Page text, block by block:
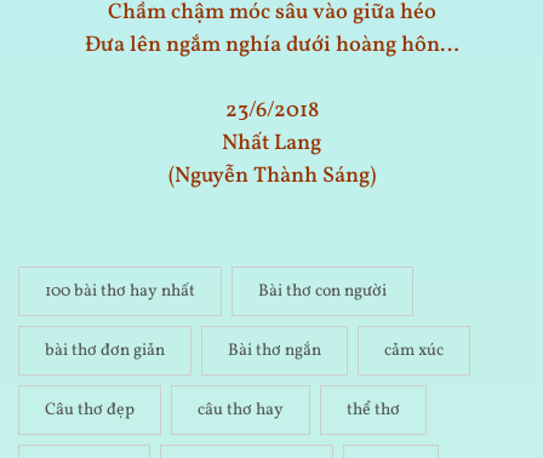
Chầm chậm móc sâu vào giữa héo
Đưa lên ngắm nghía dưới hoàng hôn…
23/6/2018
Nhất Lang
(Nguyễn Thành Sáng)
100 bài thơ hay nhất Bài thơ con người
bài thơ đơn giản Bài thơ ngắn cảm xúc
Câu thơ đẹp câu thơ hay thể thơ